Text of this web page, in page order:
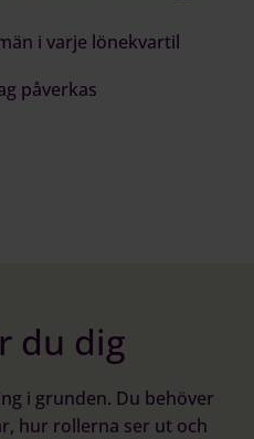
i varje lönekvartil
påverkas
du dig
i grunden. Du behöver
hur rollerna ser ut och